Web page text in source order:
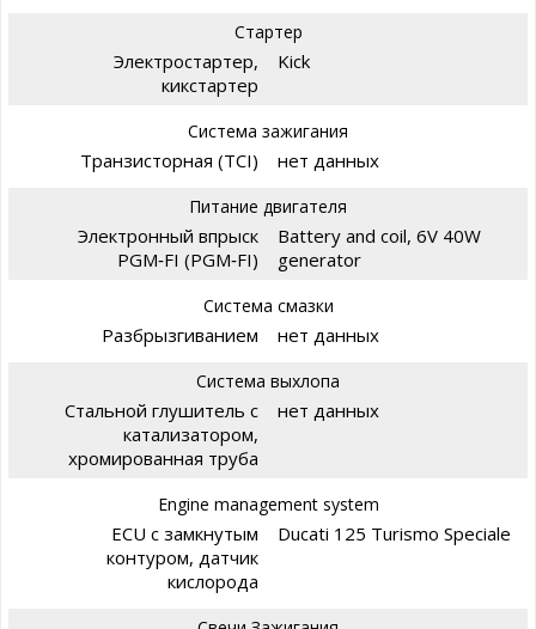
Стартер
Электростартер,
кикстартер
Kick
Система зажигания
Транзисторная (TCI) нет данных
Питание двигателя
Электронный впрыск
PGM‑FI (PGM‑FI)
Battery and coil, 6V 40W
generator
Система смазки
Разбрызгиванием нет данных
Система выхлопа
Стальной глушитель с
катализатором,
хромированная труба
нет данных
Engine management system
ECU с замкнутым
контуром, датчик
кислорода
Ducati 125 Turismo Speciale